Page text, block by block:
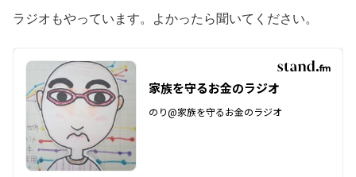
ラジオもやっています。よかったら聞いてください。